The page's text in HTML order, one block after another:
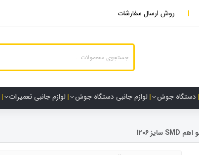
روش ارسال سفارشات
دستگاه جوش لوازم جانبی دستگاه جوش لوازم جانبی تعمیرات